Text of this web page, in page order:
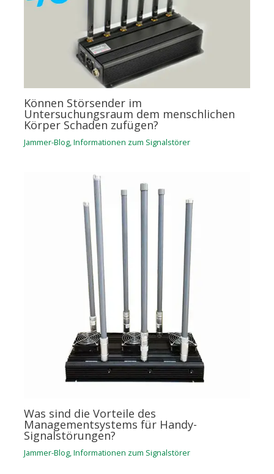
Können Störsender im
Untersuchungsraum dem menschlichen
Körper Schaden zufügen?
Jammer-Blog,Informationen zum Signalstörer
Was sind die Vorteile des
Managementsystems für Handy-
Signalstörungen?
Jammer-Blog,Informationen zum Signalstörer